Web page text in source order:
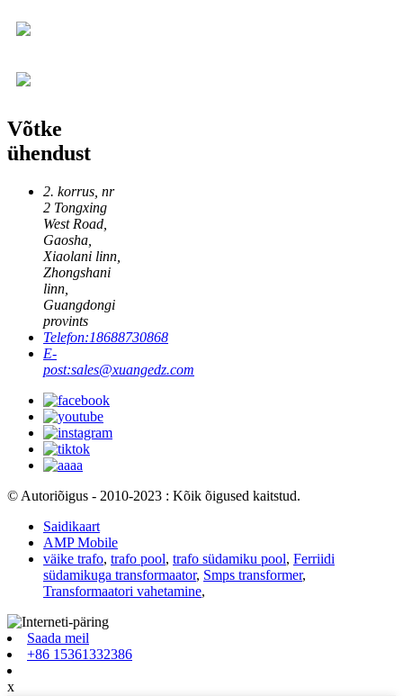
Võtke
ühendust
2. korrus, nr
2 Tongxing
West Road,
Gaosha,
Xiaolani linn,
Zhongshani
linn,
Guangdongi
provints
Telefon:18688730868
E-
post:sales@xuangedz.com
© Autoriõigus - 2010-2023 : Kõik õigused kaitstud.
Saidikaart
AMP Mobile
väike trafo, trafo pool, trafo südamiku pool, Ferriidi
südamikuga transformaator, Smps transformer,
Transformaatori vahetamine,
Saada meil
+86 15361332386
x